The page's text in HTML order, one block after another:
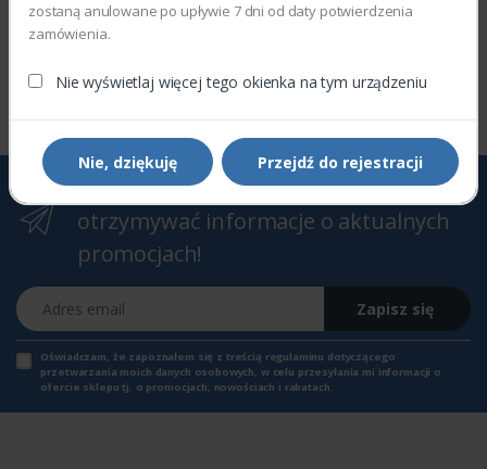
zostaną anulowane po upływie 7 dni od daty potwierdzenia
zamówienia.
Nie wyświetlaj więcej tego okienka na tym urządzeniu
Nie, dziękuję Przejdź do rejestracji
Zapisz się do Newslettera, aby
otrzymywać informacje o aktualnych
promocjach!
Adres email
Zapisz się
Oświadczam, że zapoznałem się z treścią regulaminu dotyczącego
przetwarzania moich danych osobowych, w celu przesyłania mi informacji o
ofercie sklepu tj. o promocjach, nowościach i rabatach.